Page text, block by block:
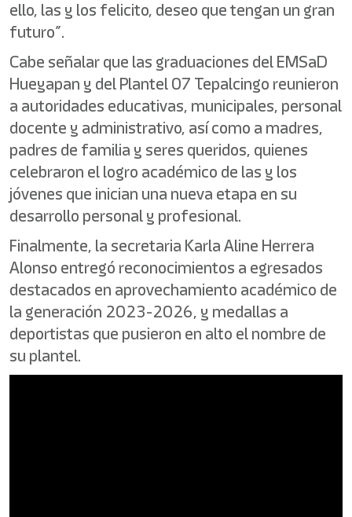
ello, las y los felicito, deseo que tengan un gran
futuro”.
Cabe señalar que las graduaciones del EMSaD
Hueyapan y del Plantel 07 Tepalcingo reunieron
a autoridades educativas, municipales, personal
docente y administrativo, así como a madres,
padres de familia y seres queridos, quienes
celebraron el logro académico de las y los
jóvenes que inician una nueva etapa en su
desarrollo personal y profesional.
Finalmente, la secretaria Karla Aline Herrera
Alonso entregó reconocimientos a egresados
destacados en aprovechamiento académico de
la generación 2023-2026, y medallas a
deportistas que pusieron en alto el nombre de
su plantel.